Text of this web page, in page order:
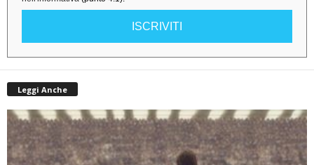
ISCRIVITI
Leggi Anche